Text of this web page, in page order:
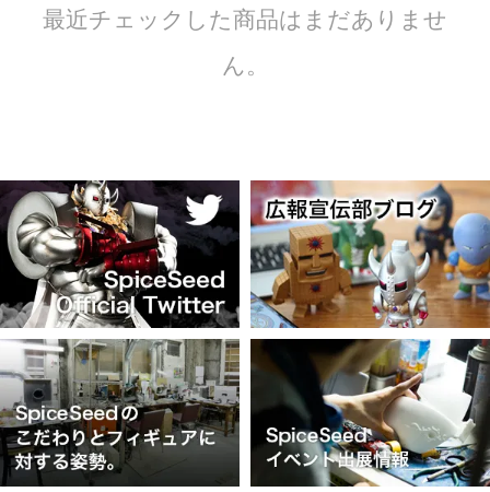
最近チェックした商品はまだありませ
ん。